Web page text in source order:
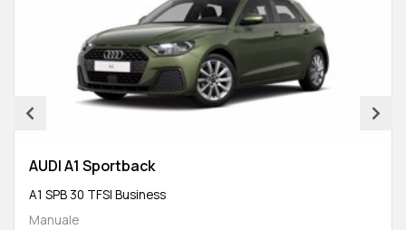
AUDI A1 Sportback
A1 SPB 30 TFSI Business
Manuale